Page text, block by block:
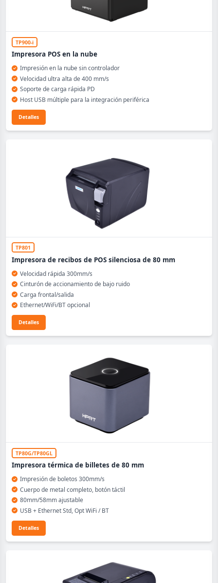
TP900-i
Impresora POS en la nube
Impresión en la nube sin controlador
Velocidad ultra alta de 400 mm/s
Soporte de carga rápida PD
Host USB múltiple para la integración periférica
Detalles
TP801
Impresora de recibos de POS silenciosa de 80 mm
Velocidad rápida 300mm/s
Cinturón de accionamiento de bajo ruido
Carga frontal/salida
Ethernet/WiFi/BT opcional
Detalles
TP80G/TP80GL
Impresora térmica de billetes de 80 mm
Impresión de boletos 300mm/s
Cuerpo de metal completo, botón táctil
80mm/58mm ajustable
USB + Ethernet Std, Opt WiFi / BT
Detalles